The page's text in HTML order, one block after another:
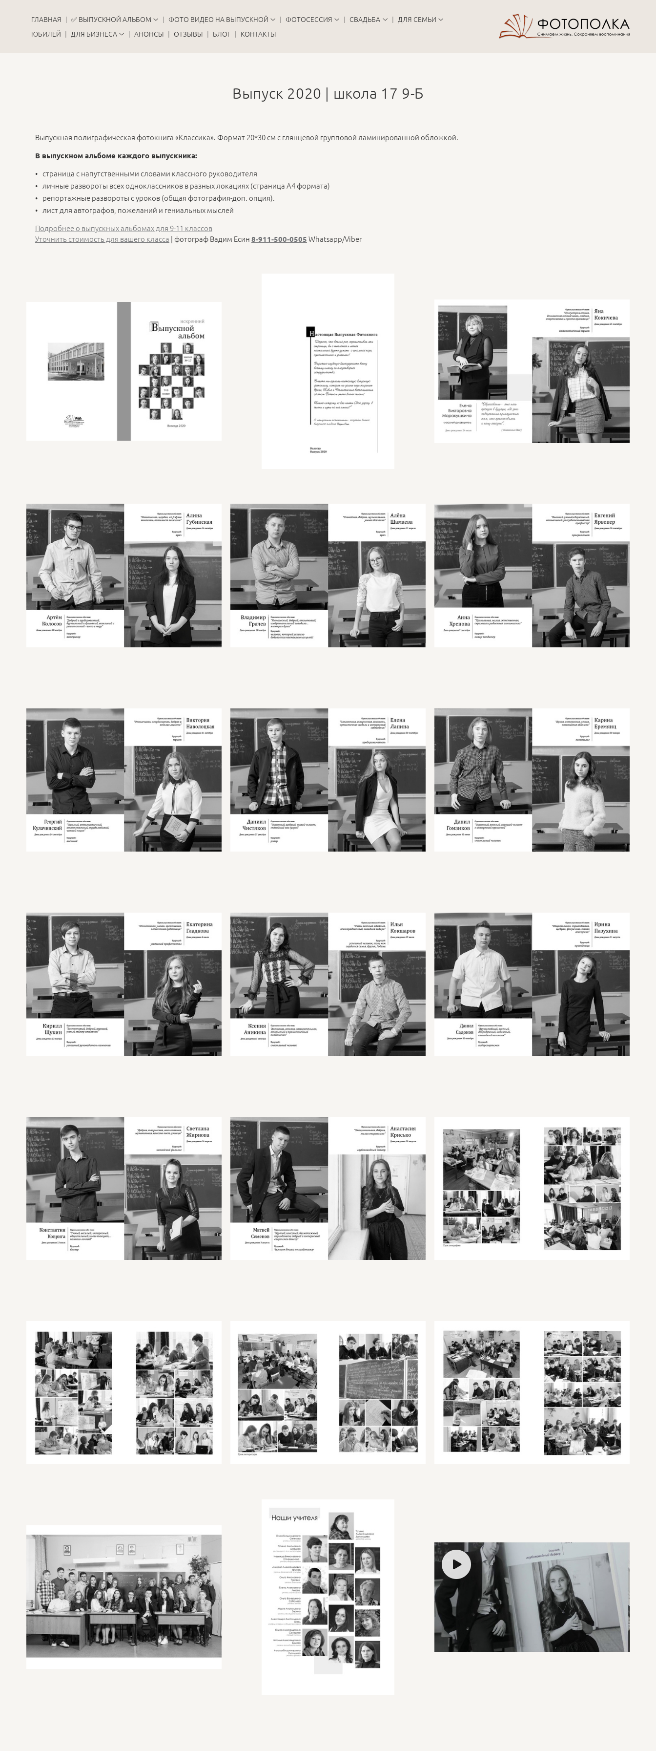
ГЛАВНАЯ ✅ ВЫПУСКНОЙ АЛЬБОМ ФОТО ВИДЕО НА ВЫПУСКНОЙ ФОТОСЕССИЯ СВАДЬБА
ДЛЯ СЕМЬИ
ЮБИЛЕЙ
ДЛЯ БИЗНЕСА АНОНСЫ ОТЗЫВЫ БЛОГ КОНТАКТЫ
Выпуск 2020 | школа 17 9-Б
Выпускная полиграфическая фотокнига «Классика». Формат 20*30 см с глянцевой групповой ламинированной обложкой.
В выпускном альбоме каждого выпускника:
страница с напутственными словами классного руководителя
личные развороты всех одноклассников в разных локациях (страница А4 формата)
репортажные развороты с уроков (общая фотография-доп. опция).
лист для автографов, пожеланий и гениальных мыслей
Подробнее о выпускных альбомах для 9-11 классов
Уточнить стоимость для вашего класса | фотограф Вадим Есин 8-911-500-0505 Whatsapp/Viber